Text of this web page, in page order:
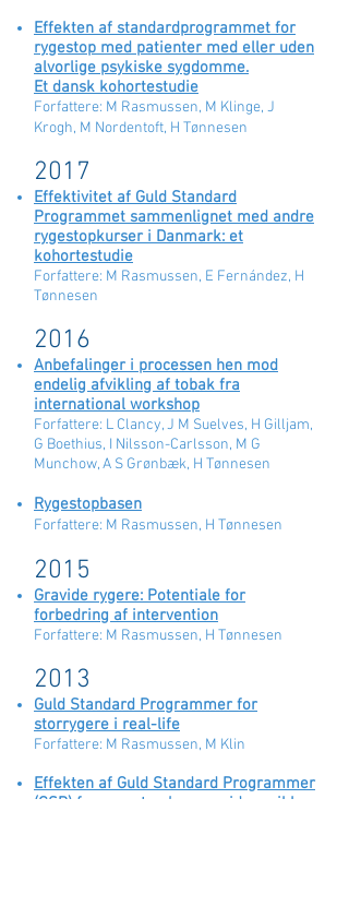
Effekten af standardprogrammet for
rygestop med patienter med eller uden
alvorlige psykiske sygdomme.
Et dansk kohortestudie
Forfattere: M Rasmussen, M Klinge, J
Krogh, M Nordentoft, H Tønnesen
2017
Effektivitet af Guld Standard
Programmet sammenlignet med andre
rygestopkurser i Danmark: et
kohortestudie
Forfattere: M Rasmussen, E Fernández, H
Tønnesen
2016
Anbefalinger i processen hen mod
endelig afvikling af tobak fra
international workshop
Forfattere: L Clancy, J M Suelves, H Gilljam,
G Boethius, I Nilsson-Carlsson, M G
Munchow, A S Grønbæk, H Tønnesen
Rygestopbasen
Forfattere: M Rasmussen, H Tønnesen
2015
Gravide rygere: Potentiale for
forbedring af intervention
Forfattere: M Rasmussen, H Tønnesen
2013
Guld Standard Programmer for
storrygere i real-life
Forfattere: M Rasmussen, M Klin
Effekten af Guld Standard Programmer
(GSP) for rygestop hos gravide og ikke-